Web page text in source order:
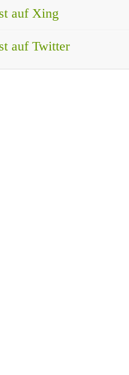
auf Xing
auf Twitter